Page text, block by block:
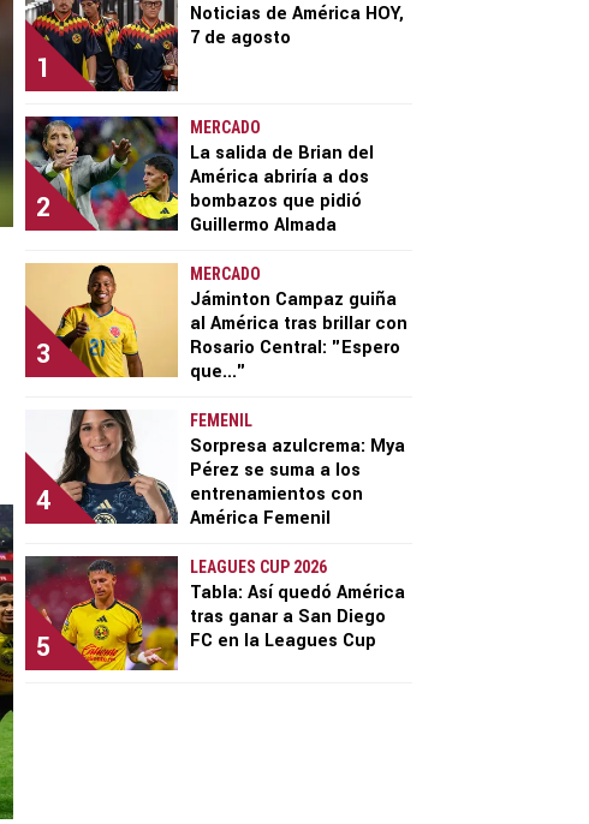
1
Noticias de América HOY,
7 de agosto
2
MERCADO
La salida de Brian del
América abriría a dos
bombazos que pidió
Guillermo Almada
3
MERCADO
Jáminton Campaz guiña
al América tras brillar con
Rosario Central: "Espero
que..."
4
FEMENIL
Sorpresa azulcrema: Mya
Pérez se suma a los
entrenamientos con
América Femenil
5
LEAGUES CUP 2026
Tabla: Así quedó América
tras ganar a San Diego
FC en la Leagues Cup